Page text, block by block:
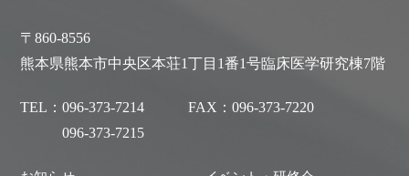
〒860-8556
熊本県熊本市中央区本荘1丁目1番1号臨床医学研究棟7階
TEL：096-373-7214
096-373-7215
FAX：096-373-7220